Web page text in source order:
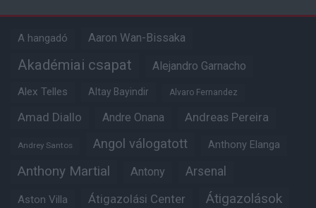
A hangadó Aaron Wan-Bissaka
Akadémiai csapat Alejandro Garnacho
Alex Telles Altay Bayindir Alvaro Fernandez
Amad Diallo Andre Onana Andreas Pereira
Andrey Santos Angol válogatott Anthony Elanga
Anthony Martial Antony Arsenal
Aston Villa Átigazolási Center Átigazolások